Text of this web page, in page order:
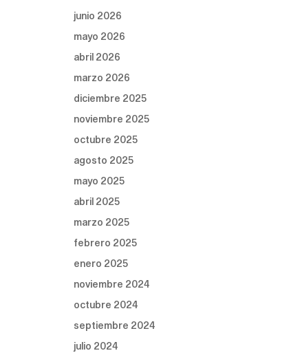
junio 2026
mayo 2026
abril 2026
marzo 2026
diciembre 2025
noviembre 2025
octubre 2025
agosto 2025
mayo 2025
abril 2025
marzo 2025
febrero 2025
enero 2025
noviembre 2024
octubre 2024
septiembre 2024
julio 2024